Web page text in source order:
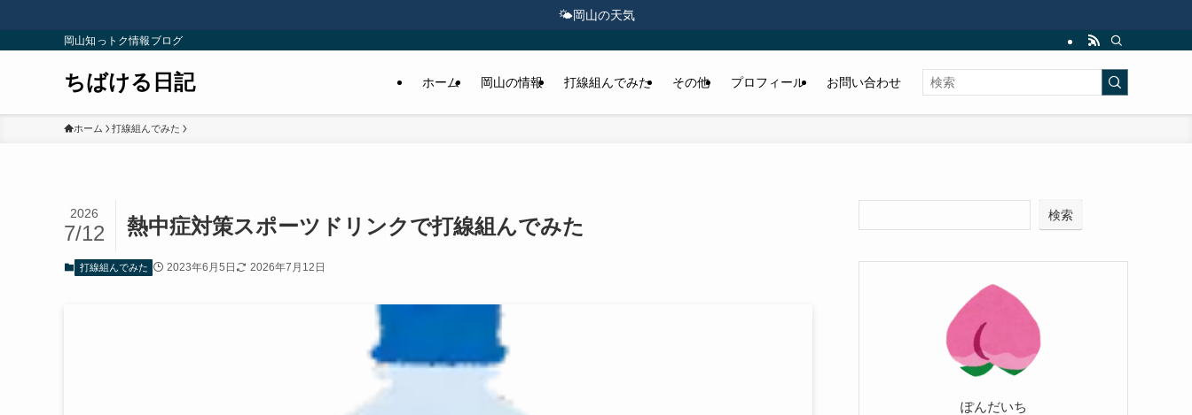
🌤️岡山の天気
岡山知っトク情報ブログ
ちばける日記 ホーム 岡山の情報 打線組んでみた その他 プロフィール お問い合わせ
ホーム 打線組んでみた
熱中症対策スポーツドリンクで打線組んでみた
2026
7/12
打線組んでみた 2023年6月5日 2026年7月12日
検索
ぽんだいち